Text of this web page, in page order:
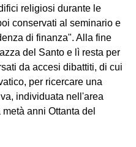
religiosi durante le
conservati al seminario e
di finanza". Alla fine
del Santo e lì resta per
da accesi dibattiti, di cui
per ricercare una
individuata nell'area
anni Ottanta del